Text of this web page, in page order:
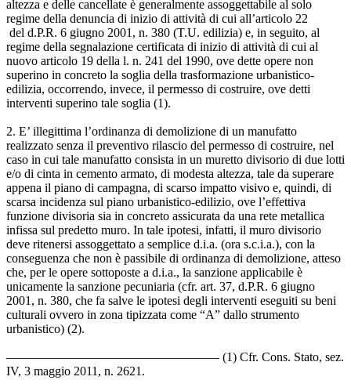
altezza e delle cancellate è generalmente assoggettabile al solo
regime della denuncia di inizio di attività di cui all’articolo 22
del d.P.R. 6 giugno 2001, n. 380 (T.U. edilizia) e, in seguito, al
regime della segnalazione certificata di inizio di attività di cui al
nuovo articolo 19 della l. n. 241 del 1990, ove dette opere non
superino in concreto la soglia della trasformazione urbanistico-
edilizia, occorrendo, invece, il permesso di costruire, ove detti
interventi superino tale soglia (1).
2. E’ illegittima l’ordinanza di demolizione di un manufatto
realizzato senza il preventivo rilascio del permesso di costruire, nel
caso in cui tale manufatto consista in un muretto divisorio di due lotti
e/o di cinta in cemento armato, di modesta altezza, tale da superare
appena il piano di campagna, di scarso impatto visivo e, quindi, di
scarsa incidenza sul piano urbanistico-edilizio, ove l’effettiva
funzione divisoria sia in concreto assicurata da una rete metallica
infissa sul predetto muro. In tale ipotesi, infatti, il muro divisorio
deve ritenersi assoggettato a semplice d.i.a. (ora s.c.i.a.), con la
conseguenza che non è passibile di ordinanza di demolizione, atteso
che, per le opere sottoposte a d.i.a., la sanzione applicabile è
unicamente la sanzione pecuniaria (cfr. art. 37, d.P.R. 6 giugno
2001, n. 380, che fa salve le ipotesi degli interventi eseguiti su beni
culturali ovvero in zona tipizzata come “A” dallo strumento
urbanistico) (2).
————————————————— (1) Cfr. Cons. Stato, sez.
IV, 3 maggio 2011, n. 2621.